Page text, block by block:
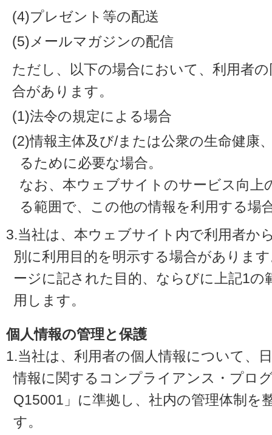
(4)プレゼント等の配送
(5)メールマガジンの配信
ただし、以下の場合において、利用者
合があります。
(1)法令の規定による場合
(2)情報主体及び/または公衆の生命健康
るために必要な場合。
なお、本ウェブサイトのサービス向上
る範囲で、この他の情報を利用する場
3.当社は、本ウェブサイト内で利用者か
別に利用目的を明示する場合がありま
ージに記された目的、ならびに上記1の
用します。
個人情報の管理と保護
1.当社は、利用者の個人情報について、
情報に関するコンプライアンス・プロ
Q15001」に準拠し、社内の管理体制を
す。